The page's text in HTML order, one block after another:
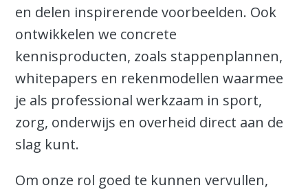
en delen inspirerende voorbeelden. Ook
ontwikkelen we concrete
kennisproducten, zoals stappenplannen,
whitepapers en rekenmodellen waarmee
je als professional werkzaam in sport,
zorg, onderwijs en overheid direct aan de
slag kunt.
Om onze rol goed te kunnen vervullen,